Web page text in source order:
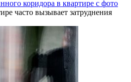
коридора в квартире с фото
часто вызывает затруднения